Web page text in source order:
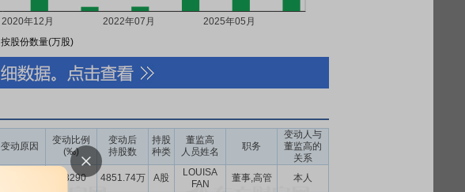
按股份数量(万股)
变动原因
变动比例
(‰)
变动后
持股数
持股
种类
董监高
人员姓名
职务
变动人与
董监高的
关系
0.3290 4851.74万 A股
LOUISA
FAN
董事,高管
本人